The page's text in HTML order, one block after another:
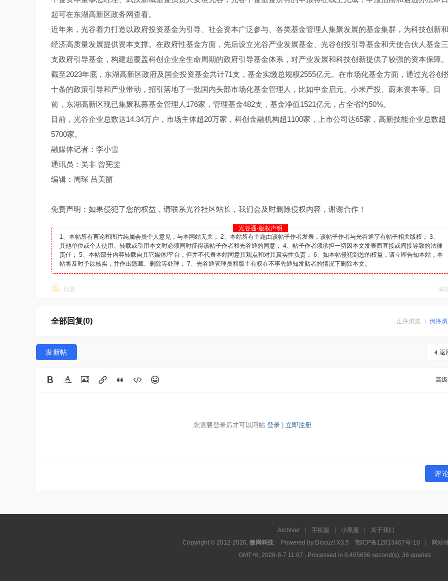
起可在东湖高新区政务网查看。
近年来，光谷着力打造以政府投资基金为引导、社会资本广泛参与、各类基金管理人集聚发展的基金集群，为科技创新和
经济高质量发展提供资本支撑。在政府性基金方面，先后设立光谷产业发展基金、光谷创投引导基金和天使合伙人基金三
支政府引导基金，构建起覆盖科创企业全生命周期的政府引导基金体系，对产业发展和科技创新提供了较强的资本保障。
截至2023年底，东湖高新区政府及国企投资基金共计71支，基金实缴总规模2555亿元。在市场化基金方面，通过光谷创
十条的政策引导和产业带动，招引落地了一批国内头部市场化基金管理人，比如中金启元、小米产投、蔚来资本等。目
前，东湖高新区现已集聚私募基金管理人176家，管理基金482支，基金净值1521亿元，占全省约50%。
目前，光谷企业总数达14.34万户，市场主体超20万家，科创金融机构超1100家，上市公司达65家，高新技能企业总数超
5700家。
融媒体记者：李小雪
通讯员：吴非 曾宪雯
编辑：周琛 吕美丽
免责声明：如果侵犯了您的权益，请联系光谷社区站长，我们会及时删除侵权内容，谢谢合作！
光谷通·版权声明
1、本帖所有言论和图片纯属会员个人意见，与本网站无关； 2、本站所有主题由该帖子作者发表，该帖子作者与光谷通享有帖子相关版权； 3、
其他单位或个人使用、转载或引用本文时必须同时征得该帖子作者和光谷通的同意； 4、帖子作者须承担一切因本文发表而直接或间接导致的法律
责任； 5、本帖部分内容转载自其它媒体/平台，但并不代表本站同意其观点和对其真实性负责； 6、如本帖侵犯到您的权益，请立即告知本站，本
站将及时予以核实，并作出隐藏、删除等处理； 7、光谷通管理员和版主有权在不事先通知发贴者的情况下删除本文。
回复 举
全部回复(0) 正序浏览 倒序
返
发新帖
高
您需要登录后才可以回帖 登录| 立即注册
评
Archiver 手机版 小黑屋
关于我们
Copyright © 2012-2026, 微网科技. Powered by Discuz! X3.5 鄂ICP备12013467号-10 网站
GMT+8, 2026-8-7 11:07 , Processed in 0.405656 second(s), 36 queries .